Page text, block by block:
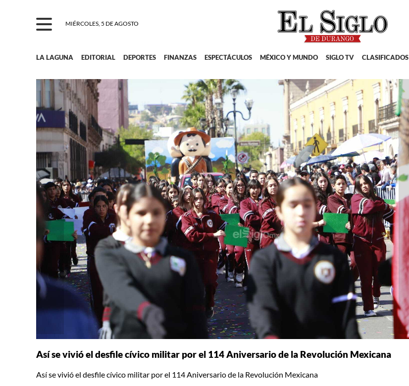
MIÉRCOLES, 5 DE AGOSTO
LA LAGUNA EDITORIAL DEPORTES FINANZAS ESPECTÁCULOS MÉXICO Y MUNDO SIGLO TV CLASIFICADOS
Así se vivió el desfile cívico militar por el 114 Aniversario de la Revolución Mexicana
Así se vivió el desfile cívico militar por el 114 Aniversario de la Revolución Mexicana